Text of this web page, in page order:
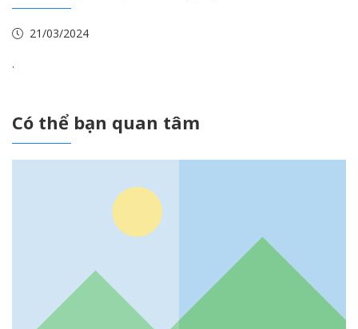
21/03/2024
.
Có thể bạn quan tâm